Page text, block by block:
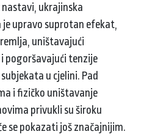
ukrajinska
upravo suprotan efekat,
uništavajući
pogoršavajući tenzije
u cjelini. Pad
i fizičko uništavanje
privukli su široku
se pokazati još značajnijim.